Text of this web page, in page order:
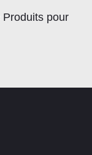
pour